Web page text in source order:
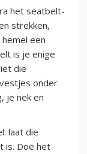
het seatbelt-
strekken,
een
is je enige
die
onder
je nek en
laat die
is. Doe het